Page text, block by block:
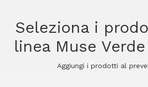
Seleziona i
linea Muse
Aggiungi i prodotti al